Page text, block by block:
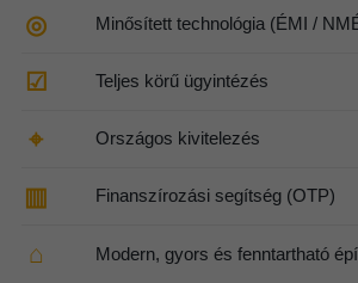
◎ Minősített technológia (ÉMI /
☑ Teljes körű ügyintézés
⌖ Országos kivitelezés
▥ Finanszírozási segítség (OTP)
⌂ Modern, gyors és fenntartható